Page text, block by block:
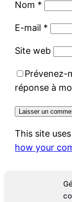
Nom *
E-mail *
Site web
Prévenez-
réponse à
This site
how your